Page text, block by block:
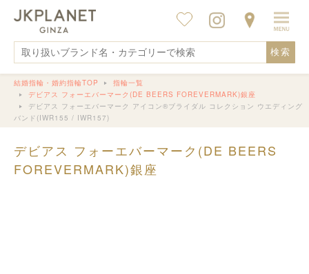
検索
結婚指輪・婚約指輪TOP
指輪一覧
デビアス フォーエバーマーク(DE BEERS FOREVERMARK)銀座
デビアス フォーエバーマーク アイコン®︎ブライダル コレクション ウエディング
バンド(IWR155 / IWR157)
デビアス フォーエバーマーク(DE BEERS
FOREVERMARK)銀座